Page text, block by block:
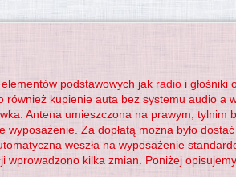
podstawowych jak radio i głośniki
również kupienie auta bez systemu audio a
Antena umieszczona na prawym, tylnim
wyposażenie. Za dopłatą można było
weszła na wyposażenie
wprowadzono kilka zmian. Poniżej